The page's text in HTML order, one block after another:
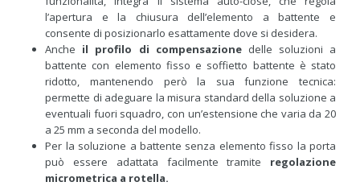
l’apertura e la chiusura dell’elemento a battente e
consente di posizionarlo esattamente dove si desidera.
Anche il profilo di compensazione delle soluzioni a
battente con elemento fisso e soffietto battente è stato
ridotto, mantenendo però la sua funzione tecnica:
permette di adeguare la misura standard della soluzione a
eventuali fuori squadro, con un’estensione che varia da 20
a 25 mm a seconda del modello.
Per la soluzione a battente senza elemento fisso la porta
può essere adattata facilmente tramite regolazione
micrometrica a rotella.